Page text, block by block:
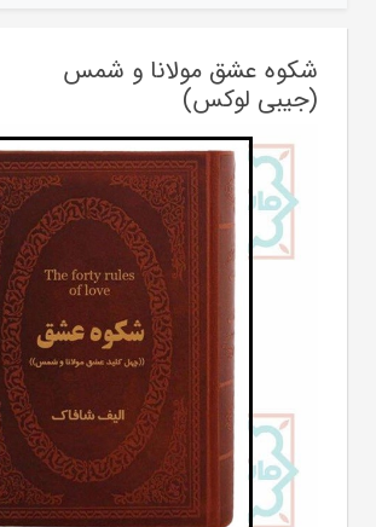
شکوه عشق مولانا و شمس
(جیبی لوکس)